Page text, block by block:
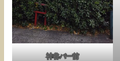
神谷バー前